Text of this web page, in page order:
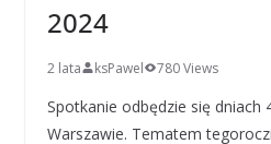
2024
2 lata ksPawel 780 Views
Spotkanie odbędzie się dniach
Warszawie. Tematem